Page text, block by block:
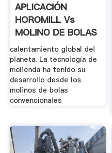
APLICACIÓN
HOROMILL Vs
MOLINO DE BOLAS
EN LA .
calentamiento global del
planeta. La tecnología de
molienda ha tenido su
desarrollo desde los
molinos de bolas
convencionales